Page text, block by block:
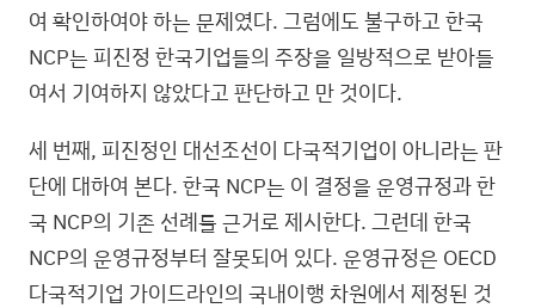
여 확인하여야 하는 문제였다. 그럼에도 불구하고 한국
NCP는 피진정 한국기업들의 주장을 일방적으로 받아들
여서 기여하지 않았다고 판단하고 만 것이다.
세 번째, 피진정인 대선조선이 다국적기업이 아니라는 판
단에 대하여 본다. 한국 NCP는 이 결정을 운영규정과 한
국 NCP의 기존 선례를 근거로 제시한다. 그런데 한국
NCP의 운영규정부터 잘못되어 있다. 운영규정은 OECD
다국적기업 가이드라인의 국내이행 차원에서 제정된 것